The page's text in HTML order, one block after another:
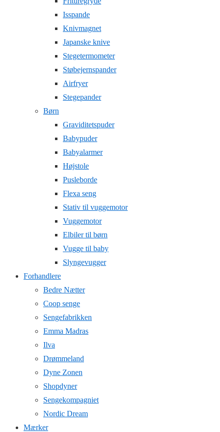
Isspande
Knivmagnet
Japanske knive
Stegetermometer
Støbejernspander
Airfryer
Stegepander
Børn
Graviditetspuder
Babypuder
Babyalarmer
Højstole
Pusleborde
Flexa seng
Stativ til vuggemotor
Vuggemotor
Elbiler til børn
Vugge til baby
Slyngevugger
Forhandlere
Bedre Nætter
Coop senge
Sengefabrikken
Emma Madras
Ilva
Drømmeland
Dyne Zonen
Shopdyner
Sengekompagniet
Nordic Dream
Mærker